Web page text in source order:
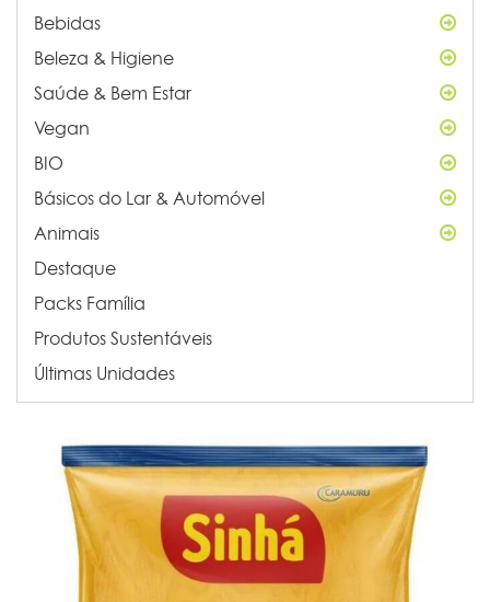
Bebidas
Beleza & Higiene
Saúde & Bem Estar
Vegan
BIO
Básicos do Lar & Automóvel
Animais
Destaque
Packs Família
Produtos Sustentáveis
Últimas Unidades